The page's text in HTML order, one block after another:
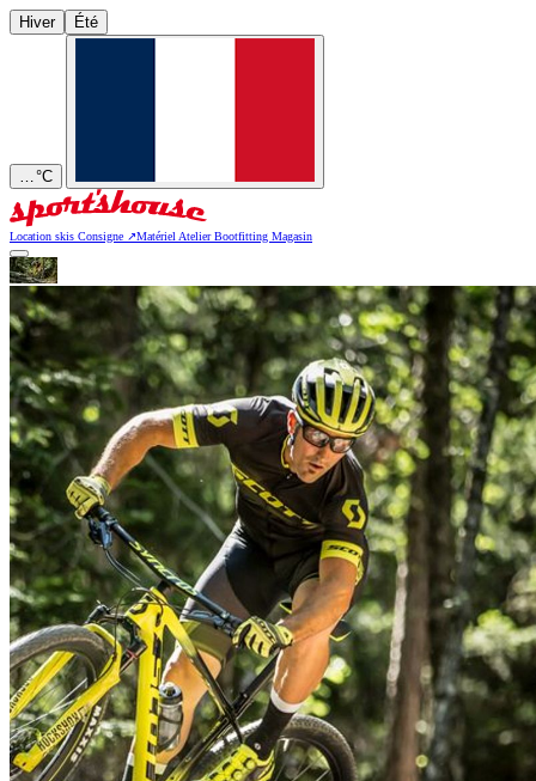
Hiver Été
…°C
Location skis Consigne ↗Matériel AtelierBootfitting Magasin